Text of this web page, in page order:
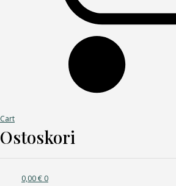
Cart
Ostoskori
0,00€ 0